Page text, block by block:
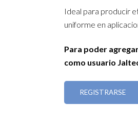
Ideal para producir
uniforme en
Para poder
como usuario
REGISTRARSE